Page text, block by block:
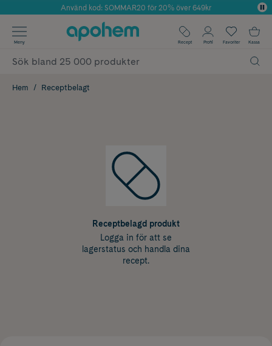
Årets Butik 2025 inom Skönhet
Använd kod: SOMMAR20 för 20% över 649kr
✓ Fri frakt
✓ Poäng på alla köp*
Meny Recept Profil Favoriter Kassa
Hem Receptbelagt
Receptbelagd produkt
Logga in för att se
lagerstatus och handla dina
recept.